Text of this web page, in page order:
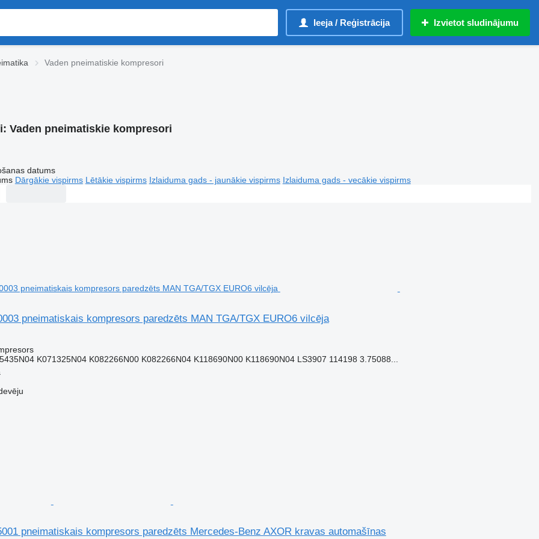
Ieeja / Reģistrācija Izvietot sludinājumu
Vaden pneimatiskie kompresori
Vaden pneimatiskie kompresori
datums
Dārgākie vispirms Lētākie vispirms Izlaiduma gads - jaunākie vispirms Izlaiduma gads - vecākie vispirms
pneimatiskais kompresors paredzēts MAN TGA/TGX EURO6 vilcēja
K071325N04 K082266N00 K082266N04 K118690N00 K118690N04 LS3907 114198 3.75088...
pneimatiskais kompresors paredzēts Mercedes-Benz AXOR kravas automašīnas